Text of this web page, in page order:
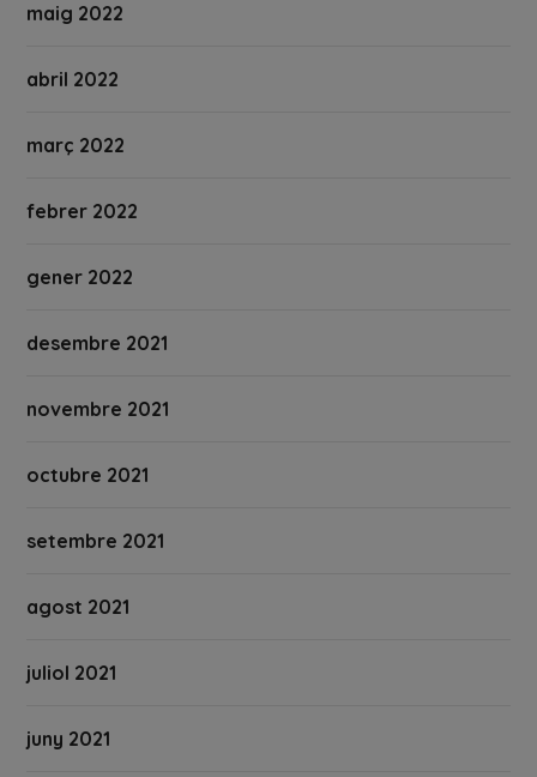
maig 2022
abril 2022
març 2022
febrer 2022
gener 2022
desembre 2021
novembre 2021
octubre 2021
setembre 2021
agost 2021
juliol 2021
juny 2021